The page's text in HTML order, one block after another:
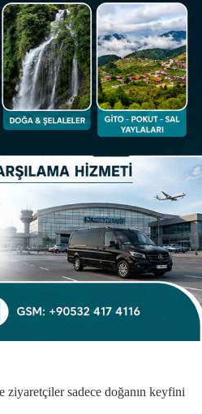
ziyaretçiler sadece doğanın keyfini